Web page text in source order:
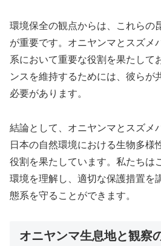
環境保全の観点からは、これらの
が重要です。オニヤンマとスズメ
系において重要な役割を果たして
ンスを維持するためには、彼らが
必要があります。
結論として、オニヤンマとスズメ
日本の自然環境における生物多様
役割を果たしています。私たちは
環境を理解し、適切な保護措置を
態系を守ることができます。
オニヤンマ生息地と観察